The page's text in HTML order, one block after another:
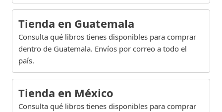
Tienda en Guatemala
Consulta qué libros tienes disponibles para comprar
dentro de Guatemala. Envíos por correo a todo el
país.
Tienda en México
Consulta qué libros tienes disponibles para comprar